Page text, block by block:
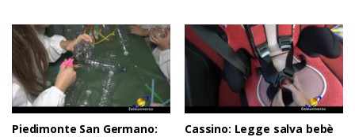
Piedimonte San Germano:
Cassino: Legge salva bebè